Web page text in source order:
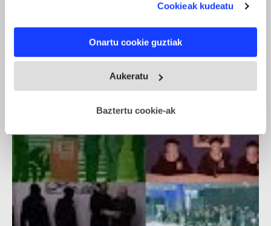
If you allow, we would also like to:
Collect information about your geographical location
which can be accurate to within several meters
Identify your device by actively scanning it for
and set your preferences in thedetails section
Webgune honek cookie propioak eta hirugarrenen cookie-
fitxategiak erabiltzen ditu. Zure esperientzia eta
zerbitzuak hobetzeko asmoz, cookie teknologiaz
baliatzen gara. Ohar hau onartuz gero, teknologia hori
erabiltzeko baimen esplizitua ematen diguzu.Gehiago
irakurri
Cookieak kudeatu
Onartu cookie guztiak
Aukeratu
Baztertu cookie-ak
ETAren armagabetzeari buruzko ekitaldi instituzionala